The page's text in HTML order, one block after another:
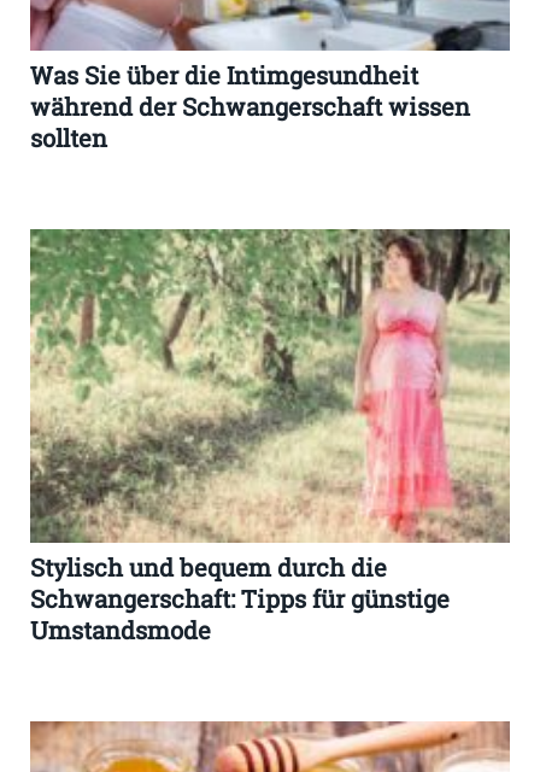
Was Sie über die Intimgesundheit
während der Schwangerschaft wissen
sollten
Stylisch und bequem durch die
Schwangerschaft: Tipps für günstige
Umstandsmode